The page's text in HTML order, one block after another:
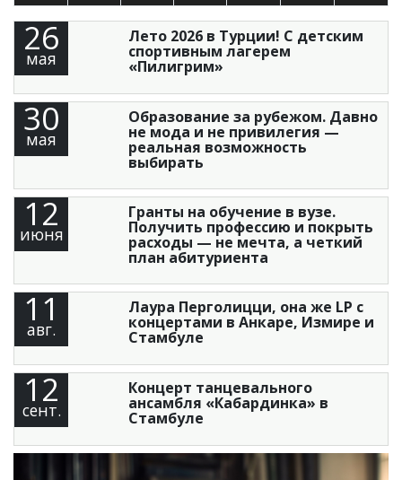
26
мая
Лето 2026 в Турции! С детским
спортивным лагерем
«Пилигрим»
30
мая
Образование за рубежом. Давно
не мода и не привилегия —
реальная возможность
выбирать
12
июня
Гранты на обучение в вузе.
Получить профессию и покрыть
расходы — не мечта, а четкий
план абитуриента
11
авг.
Лаура Перголицци, она же LP с
концертами в Анкаре, Измире и
Стамбуле
12
сент.
Концерт танцевального
ансамбля «Кабардинка» в
Стамбуле